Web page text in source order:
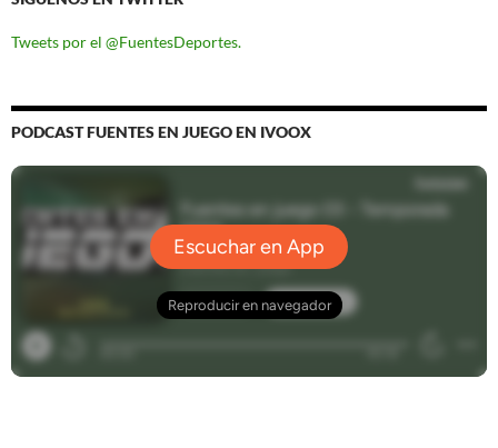
Tweets por el @FuentesDeportes.
PODCAST FUENTES EN JUEGO EN IVOOX